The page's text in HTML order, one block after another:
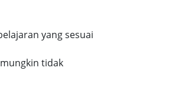
yang sesuai
tidak